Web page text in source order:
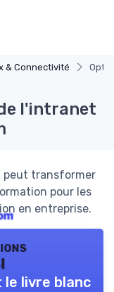
& Connectivité
l'intranet
peut transformer
pour les
en entreprise.
livre blanc